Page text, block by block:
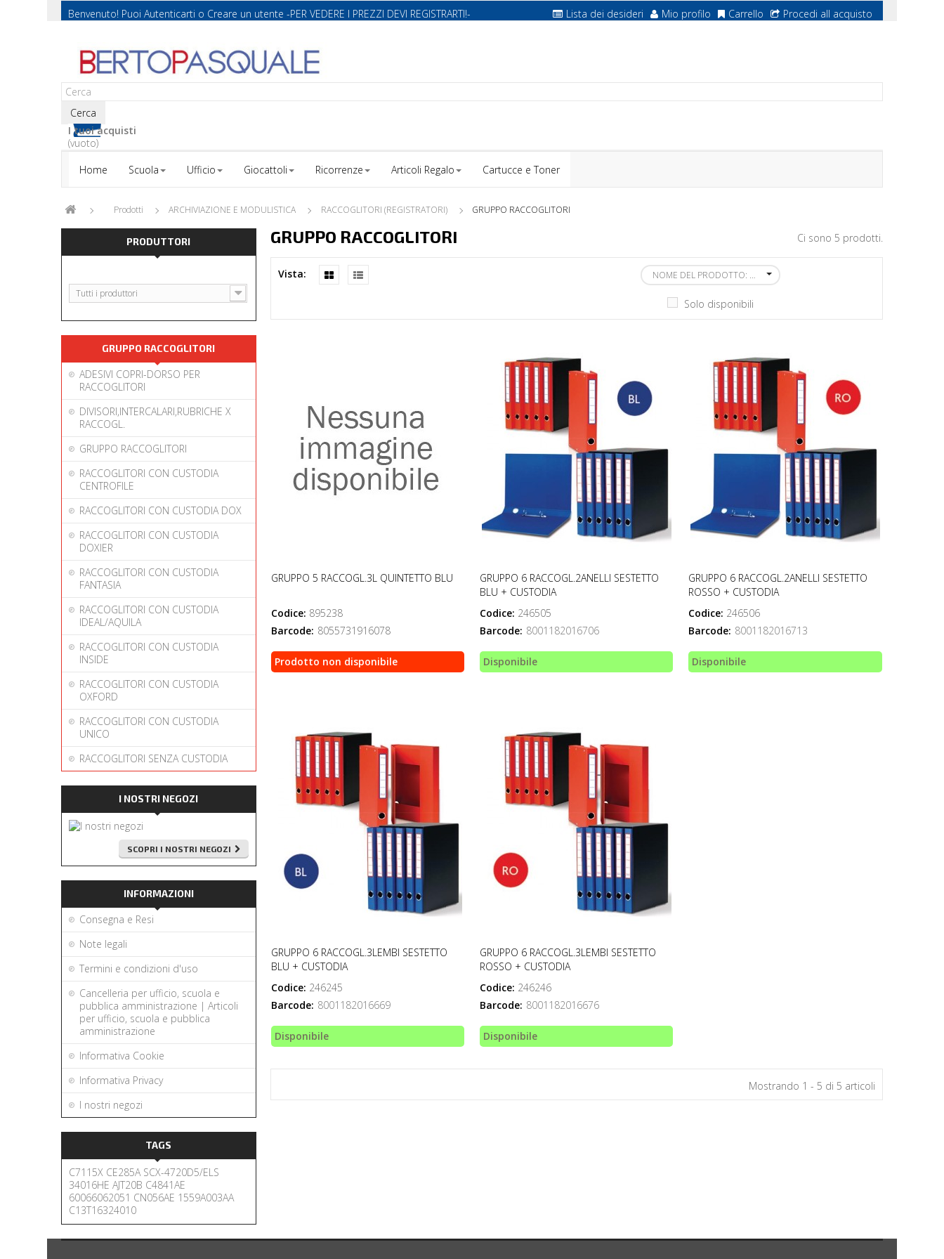
Benvenuto! Puoi Autenticarti o Creare un utente -PER VEDERE I PREZZI DEVI REGISTRARTI!- Lista dei desideri Mio profilo Carrello Procedi all acquisto
Cerca
I tuoi acquisti
(vuoto)
Home
Scuola Ufficio Giocattoli Ricorrenze Articoli Regalo Cartucce e Toner
Prodotti ARCHIVIAZIONE E MODULISTICA RACCOGLITORI (REGISTRATORI) GRUPPO RACCOGLITORI
PRODUTTORI
Tutti i produttori
GRUPPO RACCOGLITORI
ADESIVI COPRI-DORSO PER
RACCOGLITORI
DIVISORI,INTERCALARI,RUBRICHE X
RACCOGL.
GRUPPO RACCOGLITORI
RACCOGLITORI CON CUSTODIA
CENTROFILE
RACCOGLITORI CON CUSTODIA DOX
RACCOGLITORI CON CUSTODIA
DOXIER
RACCOGLITORI CON CUSTODIA
FANTASIA
RACCOGLITORI CON CUSTODIA
IDEAL/AQUILA
RACCOGLITORI CON CUSTODIA
INSIDE
RACCOGLITORI CON CUSTODIA
OXFORD
RACCOGLITORI CON CUSTODIA
UNICO
RACCOGLITORI SENZA CUSTODIA
I NOSTRI NEGOZI
SCOPRI I NOSTRI NEGOZI
INFORMAZIONI
Consegna e Resi
Note legali
Termini e condizioni d'uso
Cancelleria per ufficio, scuola e
pubblica amministrazione | Articoli
per ufficio, scuola e pubblica
amministrazione
Informativa Cookie
Informativa Privacy
I nostri negozi
TAGS
C7115X CE285A SCX-4720D5/ELS
34016HE AJT20B C4841AE
60066062051 CN056AE 1559A003AA
C13T16324010
GRUPPO RACCOGLITORI Ci sono 5 prodotti.
Vista: NOME DEL PRODOTTO: DALLA A ALLA Z
Solo disponibili
GRUPPO 5 RACCOGL.3L QUINTETTO BLU
Codice: 895238
Barcode: 8055731916078
Prodotto non disponibile
GRUPPO 6 RACCOGL.2ANELLI SESTETTO
BLU + CUSTODIA
Codice: 246505
Barcode: 8001182016706
Disponibile
GRUPPO 6 RACCOGL.2ANELLI SESTETTO
ROSSO + CUSTODIA
Codice: 246506
Barcode: 8001182016713
Disponibile
GRUPPO 6 RACCOGL.3LEMBI SESTETTO
BLU + CUSTODIA
Codice: 246245
Barcode: 8001182016669
Disponibile
GRUPPO 6 RACCOGL.3LEMBI SESTETTO
ROSSO + CUSTODIA
Codice: 246246
Barcode: 8001182016676
Disponibile
Mostrando 1 - 5 di 5 articoli